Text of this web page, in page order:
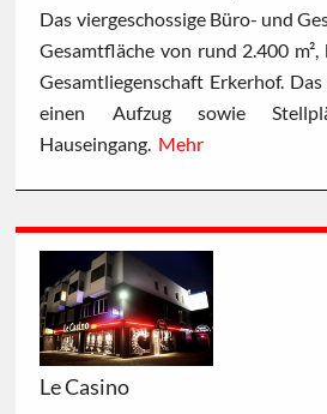
Das viergeschossige Büro- und
Gesamtfläche von rund 2.400
Gesamtliegenschaft Erkerhof.
einen Aufzug sowie
Hauseingang. Mehr
Le Casino